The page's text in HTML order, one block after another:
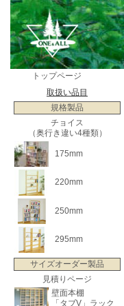
トップページ
取扱い品目
規格製品
チョイス
（奥行き違い4種類）
175mm
220mm
250mm
295mm
サイズオーダー製品
見積りページ
壁面本棚
「タブV」ラック